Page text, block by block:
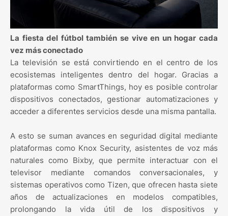
La fiesta del fútbol también se vive en un hogar cada
vez más conectado
La televisión se está convirtiendo en el centro de los
ecosistemas inteligentes dentro del hogar. Gracias a
plataformas como SmartThings, hoy es posible controlar
dispositivos conectados, gestionar automatizaciones y
acceder a diferentes servicios desde una misma pantalla.
A esto se suman avances en seguridad digital mediante
plataformas como Knox Security, asistentes de voz más
naturales como Bixby, que permite interactuar con el
televisor mediante comandos conversacionales, y
sistemas operativos como Tizen, que ofrecen hasta siete
años de actualizaciones en modelos compatibles,
prolongando la vida útil de los dispositivos y